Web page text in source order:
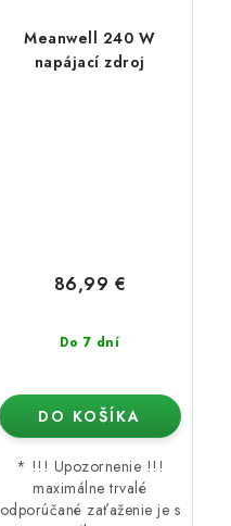
Meanwell 240 W
napájací zdroj
Do 7 dní
86,99 €
DO KOŠÍKA
* !!! Upozornenie !!!
maximálne trvalé
odporúčané zaťaženie je s